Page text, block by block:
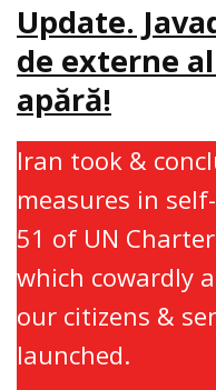
Update.
de externe
apără!
Iran took &
measures in
51 of UN
which cowardly
our citizens &
launched.